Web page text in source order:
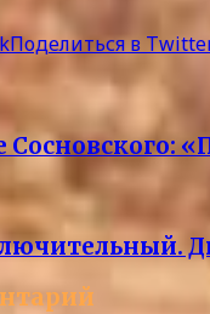
Поделиться в